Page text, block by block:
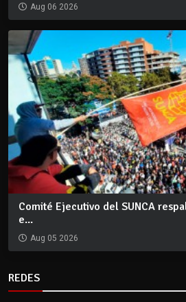
Aug 06 2026
Comité Ejecutivo del SUNCA
e...
Aug 05 2026
REDES